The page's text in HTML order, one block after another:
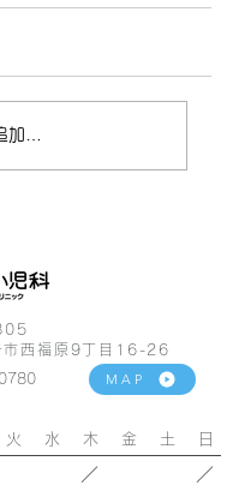
加…
福原9丁目16-26
MAP
火 水 木 金 土 日
／ ／